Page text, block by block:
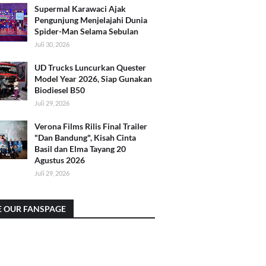
Supermal Karawaci Ajak
Pengunjung Menjelajahi Dunia
Spider-Man Selama Sebulan
Juli 30, 2026
UD Trucks Luncurkan Quester
Model Year 2026, Siap Gunakan
Biodiesel B50
Juli 29, 2026
Verona Films Rilis Final Trailer
"Dan Bandung", Kisah Cinta
Basil dan Elma Tayang 20
Agustus 2026
Juli 29, 2026
OUR FANSPAGE